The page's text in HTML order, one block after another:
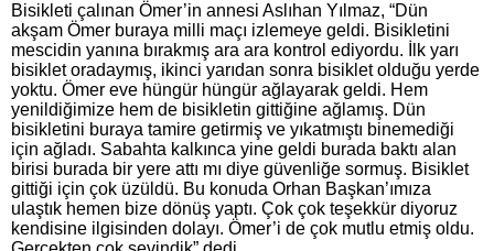
Bisikleti çalınan Ömer’in annesi Aslıhan Yılmaz, “Dün
akşam Ömer buraya milli maçı izlemeye geldi. Bisikletini
mescidin yanına bırakmış ara ara kontrol ediyordu. İlk yarı
bisiklet oradaymış, ikinci yarıdan sonra bisiklet olduğu yerde
yoktu. Ömer eve hüngür hüngür ağlayarak geldi. Hem
yenildiğimize hem de bisikletin gittiğine ağlamış. Dün
bisikletini buraya tamire getirmiş ve yıkatmıştı binemediği
için ağladı. Sabahta kalkınca yine geldi burada baktı alan
birisi burada bir yere attı mı diye güvenliğe sormuş. Bisiklet
gittiği için çok üzüldü. Bu konuda Orhan Başkan’ımıza
ulaştık hemen bize dönüş yaptı. Çok çok teşekkür diyoruz
kendisine ilgisinden dolayı. Ömer’i de çok mutlu etmiş oldu.